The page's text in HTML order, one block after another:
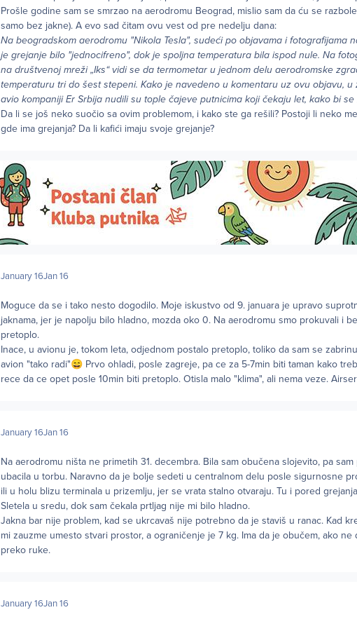
Prošle godine sam se smrzao na aerodromu Beograd, mislio sam da ću se
samo bez jakne). A evo sad čitam ovu vest od pre nedelju dana:
Na beogradskom aerodromu "Nikola Tesla", sudeći po objavama i fotografijama
je grejanje bilo "jednocifreno", dok je spoljna temperatura bila ispod nule. Na
na društvenoj mreži „Iks“ vidi se da termometar u jednom delu aerodromske
temperaturu tri do šest stepeni. Kako je navedeno u komentaru uz ovu objavu,
avio kompaniji Er Srbija nudili su tople čajeve putnicima koji čekaju let, kako bi se
Da li se još neko suočio sa ovim problemom, i kako ste ga rešili? Postoji li neko
gde ima grejanja? Da li kafići imaju svoje grejanje?
January 16Jan 16
Moguce da se i tako nesto dogodilo. Moje iskustvo od 9. januara je upravo
jaknama, jer je napolju bilo hladno, mozda oko 0. Na aerodromu smo prokuvali i
pretoplo.
Inace, u avionu je, tokom leta, odjednom postalo pretoplo, toliko da sam se
avion "tako radi"😄 Prvo ohladi, posle zagreje, pa ce za 5-7min biti taman kako
rece da ce opet posle 10min biti pretoplo. Otisla malo "klima", ali nema veze.
January 16Jan 16
Na aerodromu ništa ne primetih 31. decembra. Bila sam obučena slojevito, pa
ubacila u torbu. Naravno da je bolje sedeti u centralnom delu posle sigurnosne
ili u holu blizu terminala u prizemlju, jer se vrata stalno otvaraju. Tu i pored
Sletela u sredu, dok sam čekala prtljag nije mi bilo hladno.
Jakna bar nije problem, kad se ukrcavaš nije potrebno da je staviš u ranac. Kad
mi zauzme umesto stvari prostor, a ograničenje je 7 kg. Ima da je obučem, ako
preko ruke.
January 16Jan 16